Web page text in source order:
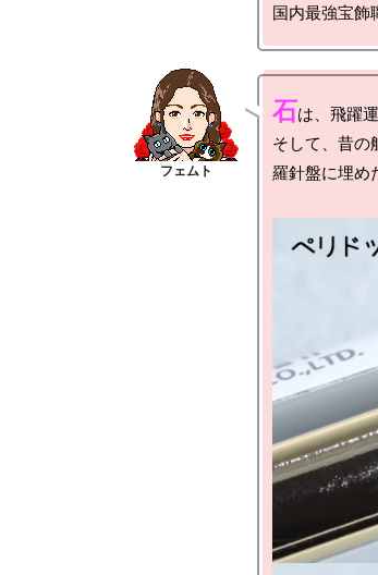
石は、飛躍
そして、昔の
羅針盤に埋め